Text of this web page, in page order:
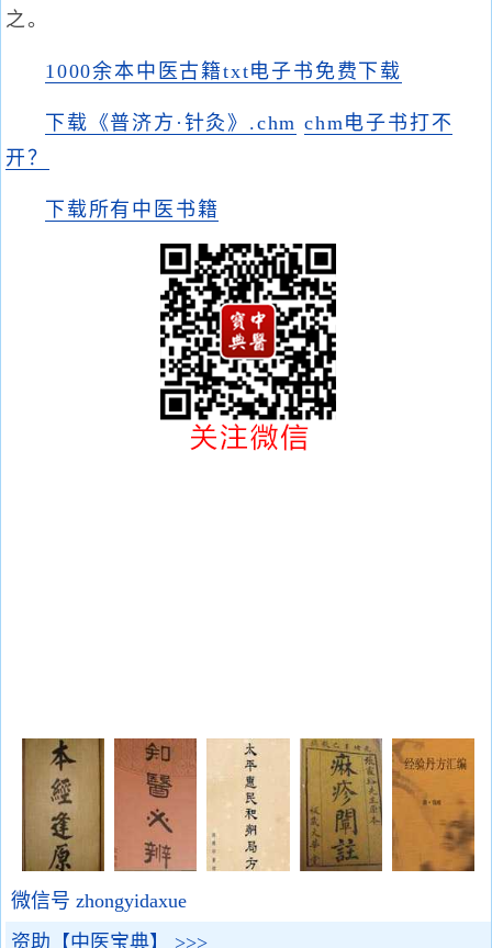
之。
1000余本中医古籍txt电子书免费下载
下载《普济方·针灸》.chm chm电子书打不
开？
下载所有中医书籍
微信号 zhongyidaxue
资助【中医宝典】 >>>